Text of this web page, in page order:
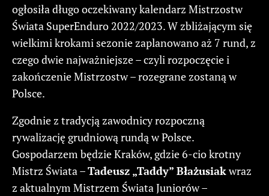
ogłosiła długo oczekiwany kalendarz Mistrzostw
Świata SuperEnduro 2022/2023. W zbliżającym się
wielkimi krokami sezonie zaplanowano aż 7 rund, z
czego dwie najważniejsze – czyli rozpoczęcie i
zakończenie Mistrzostw – rozegrane zostaną w
Polsce.
Zgodnie z tradycją zawodnicy rozpoczną
rywalizację grudniową rundą w Polsce.
Gospodarzem będzie Kraków, gdzie 6-cio krotny
Mistrz Świata –Tadeusz „Taddy” Błażusiakwraz
z aktualnym Mistrzem Świata Juniorów –